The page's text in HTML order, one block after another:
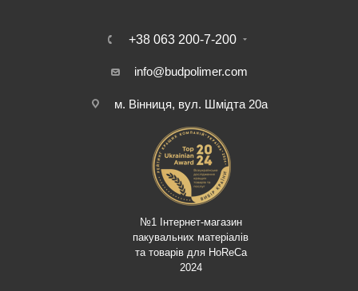
+38 063 200-7-200
info@budpolimer.com
м. Вінниця, вул. Шмідта 20а
№1 Інтернет-магазин
пакувальних матеріалів
та товарів для HoReCa
2024